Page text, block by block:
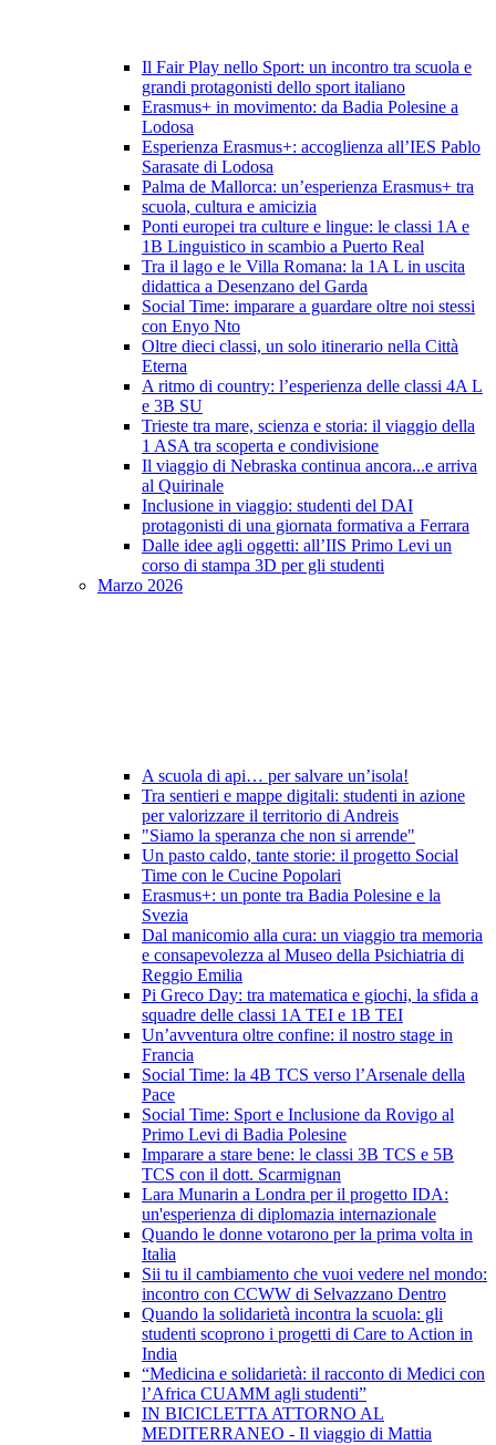
Il Fair Play nello Sport: un incontro tra scuola e
grandi protagonisti dello sport italiano
Erasmus+ in movimento: da Badia Polesine a
Lodosa
Esperienza Erasmus+: accoglienza all’IES Pablo
Sarasate di Lodosa
Palma de Mallorca: un’esperienza Erasmus+ tra
scuola, cultura e amicizia
Ponti europei tra culture e lingue: le classi 1A e
1B Linguistico in scambio a Puerto Real
Tra il lago e le Villa Romana: la 1A L in uscita
didattica a Desenzano del Garda
Social Time: imparare a guardare oltre noi stessi
con Enyo Nto
Oltre dieci classi, un solo itinerario nella Città
Eterna
A ritmo di country: l’esperienza delle classi 4A L
e 3B SU
Trieste tra mare, scienza e storia: il viaggio della
1 ASA tra scoperta e condivisione
Il viaggio di Nebraska continua ancora...e arriva
al Quirinale
Inclusione in viaggio: studenti del DAI
protagonisti di una giornata formativa a Ferrara
Dalle idee agli oggetti: all’IIS Primo Levi un
corso di stampa 3D per gli studenti
Marzo 2026
A scuola di api… per salvare un’isola!
Tra sentieri e mappe digitali: studenti in azione
per valorizzare il territorio di Andreis
"Siamo la speranza che non si arrende"
Un pasto caldo, tante storie: il progetto Social
Time con le Cucine Popolari
Erasmus+: un ponte tra Badia Polesine e la
Svezia
Dal manicomio alla cura: un viaggio tra memoria
e consapevolezza al Museo della Psichiatria di
Reggio Emilia
Pi Greco Day: tra matematica e giochi, la sfida a
squadre delle classi 1A TEI e 1B TEI
Un’avventura oltre confine: il nostro stage in
Francia
Social Time: la 4B TCS verso l’Arsenale della
Pace
Social Time: Sport e Inclusione da Rovigo al
Primo Levi di Badia Polesine
Imparare a stare bene: le classi 3B TCS e 5B
TCS con il dott. Scarmignan
Lara Munarin a Londra per il progetto IDA:
un'esperienza di diplomazia internazionale
Quando le donne votarono per la prima volta in
Italia
Sii tu il cambiamento che vuoi vedere nel mondo:
incontro con CCWW di Selvazzano Dentro
Quando la solidarietà incontra la scuola: gli
studenti scoprono i progetti di Care to Action in
India
“Medicina e solidarietà: il racconto di Medici con
l’Africa CUAMM agli studenti”
IN BICICLETTA ATTORNO AL
MEDITERRANEO - Il viaggio di Mattia